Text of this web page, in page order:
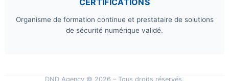
Organisme de formation continue et prestataire de solutions
de sécurité numérique validé.
DND Agency © 2026 – Tous droits réservés.